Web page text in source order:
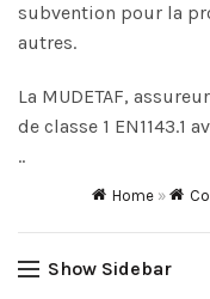
subvention pour la
autres.
La MUDETAF,
de classe 1 EN1143.1
..
Home »
Show Sidebar